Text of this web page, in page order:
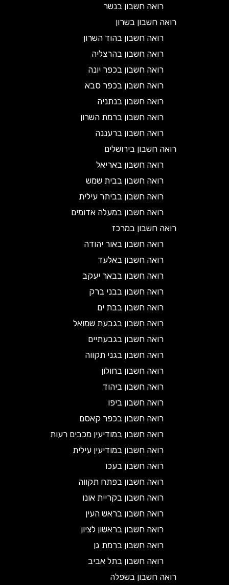
רואה חשבון בנשר
רואה חשבון בשרון
רואה חשבון בהוד השרון
רואה חשבון בהרצליה
רואה חשבון בכפר יונה
רואה חשבון בכפר סבא
רואה חשבון בנתניה
רואה חשבון ברמת השרון
רואה חשבון ברעננה
רואה חשבון בירושלים
רואה חשבון באריאל
רואה חשבון בבית שמש
רואה חשבון בביתר עילית
רואה חשבון במעלה אדומים
רואה חשבון במרכז
רואה חשבון באור יהודה
רואה חשבון באלעד
רואה חשבון בבאר יעקב
רואה חשבון בבני ברק
רואה חשבון בבת ים
רואה חשבון בגבעת שמואל
רואה חשבון בגבעתיים
רואה חשבון בגני תקווה
רואה חשבון בחולון
רואה חשבון ביהוד
רואה חשבון ביפו
רואה חשבון בכפר קאסם
רואה חשבון במודיעין מכבים רעות
רואה חשבון במודיעין עילית
רואה חשבון בעכו
רואה חשבון בפתח תקווה
רואה חשבון בקריית אונו
רואה חשבון בראש העין
רואה חשבון בראשון לציון
רואה חשבון ברמת גן
רואה חשבון בתל אביב
רואה חשבון בשפלה